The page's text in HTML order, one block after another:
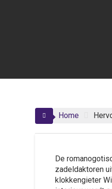
Home
De
zadeldaktoren
klokkengieter